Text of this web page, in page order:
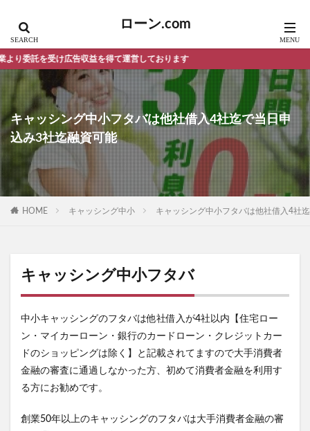
ローン.com
を得て運営しております
キャッシング中小フタバは他社借入4社迄で当日申
込み3社迄融資可能
HOME キャッシング中小 キャッシング中小フタバは他社借入4社
キャッシング中小フタバ
中小キャッシングのフタバは他社借入が4社以内【住宅ロー
ン・マイカーローン・銀行のカードローン・クレジットカー
ドのショッピングは除く】と記載されてますので大手消費者
金融の審査に通過しなかった方、初めて消費者金融を利用す
る方にお勧めです。
創業50年以上のキャッシングのフタバは大手消費者金融の審